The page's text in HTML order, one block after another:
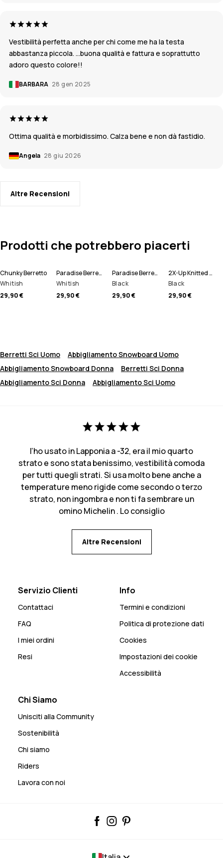
Vestibilità perfetta anche per chi come me ha la testa
abbastanza piccola. …buona qualità e fattura e soprattutto
adoro questo colore!!
BARBARA 28 gen 2025
Ottima qualità e morbidissimo. Calza bene e non dà fastidio.
Angela 28 giu 2026
Altre Recensioni
Prodotti che potrebbero piacerti
Chunky Berretto
Whitish
29,90 €
Paradise Berretto
Whitish
29,90 €
Paradise Berretto
Black
29,90 €
2X-Up Knitted Scaldacollo
Black
29,90 €
Berretti Sci Uomo
Abbigliamento Snowboard Uomo
Abbigliamento Snowboard Donna
Berretti Sci Donna
Abbigliamento Sci Donna
Abbigliamento Sci Uomo
l’ho usato in Lapponia a -32, era il mio quarto
strato e sono stata benissimo, vestibilità comoda
per tutti quegli strati. Si usa molto bene anche a
temperature meno rigide come secondo o terzo
strato, non ingombra e non ti fa sembrare un
omino Michelin . Lo consiglio
Altre Recensioni
Servizio Clienti
Contattaci
FAQ
I miei ordini
Resi
Info
Termini e condizioni
Politica di protezione dati
Cookies
Impostazioni dei cookie
Accessibilità
Chi Siamo
Unisciti alla Community
Sostenibilità
Chi siamo
Riders
Lavora con noi